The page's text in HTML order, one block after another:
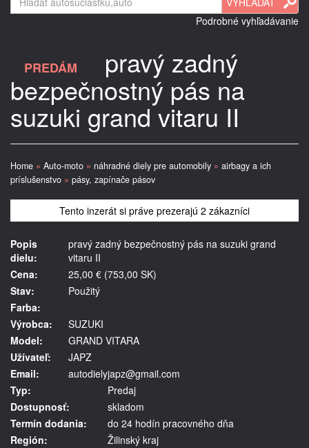
Podrobné vyhľadávanie
PREDÁM pravý zadný
bezpečnostný pás na
suzuki grand vitaru II
Home » Auto-moto » náhradné diely pre automobily » airbagy a ich
príslušenstvo » pásy, zapínače pásov
Tento inzerát si práve prezerajú 2 zákazníci
Popis
dielu:
pravý zadný bezpečnostný pás na suzuki grand
vitaru II
Cena:
25,00 € (753,00 SK)
Stav:
Použitý
Farba:
Výrobca:
SUZUKI
Model:
GRAND VITARA
Užívateľ:
JAPZ
Email:
autodielyjapz@gmail.com
Typ:
Predaj
Dostupnosť:
skladom
Termín dodania:
do 24 hodín pracovného dňa
Región:
Žilinský kraj